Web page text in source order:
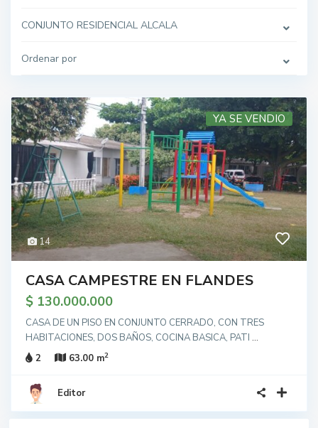
CONJUNTO RESIDENCIAL ALCALA
Ordenar por
14
YA SE VENDIO
CASA CAMPESTRE EN FLANDES
$ 130.000.000
CASA DE UN PISO EN CONJUNTO CERRADO, CON TRES
HABITACIONES, DOS BAÑOS, COCINA BASICA, PATI ...
2
63.00 m2
Editor